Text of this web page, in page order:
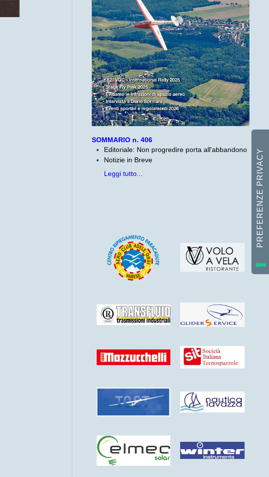
SOMMARIO n. 406
Editoriale: Non progredire porta all'abbandono
Notizie in Breve
Leggi tutto...